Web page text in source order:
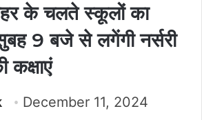
के चलते स्कूलों का
9 बजे से लगेंगी नर्सरी
December 11, 2024